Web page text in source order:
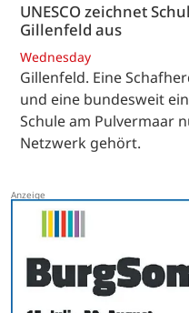
UNESCO zeichnet
Gillenfeld aus
Wednesday
Gillenfeld. Eine
und eine bundesweit
Schule am Pulvermaar
Netzwerk gehört.